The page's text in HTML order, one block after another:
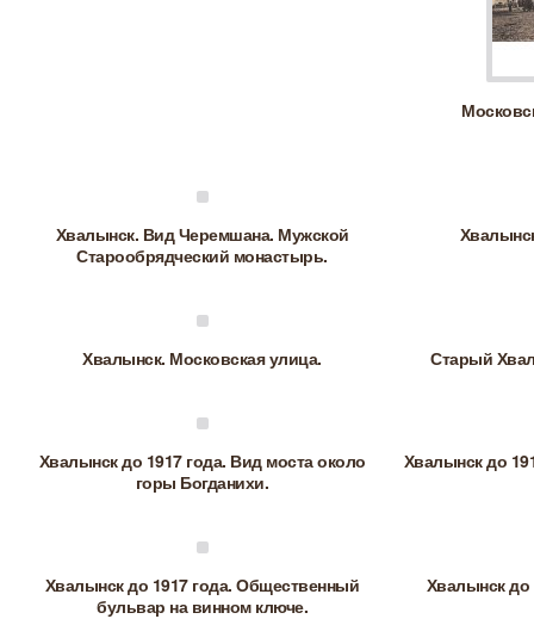
Хвалынск. Вид Черемшана. Мужской
Старообрядческий монастырь.
Хвалынск. Московская улица. Старый
Хвалынск до 1917 года. Вид моста около
горы Богданихи.
Хвалынск до
Хвалынск до 1917 года. Общественный
бульвар на винном ключе.
Хвалынск до